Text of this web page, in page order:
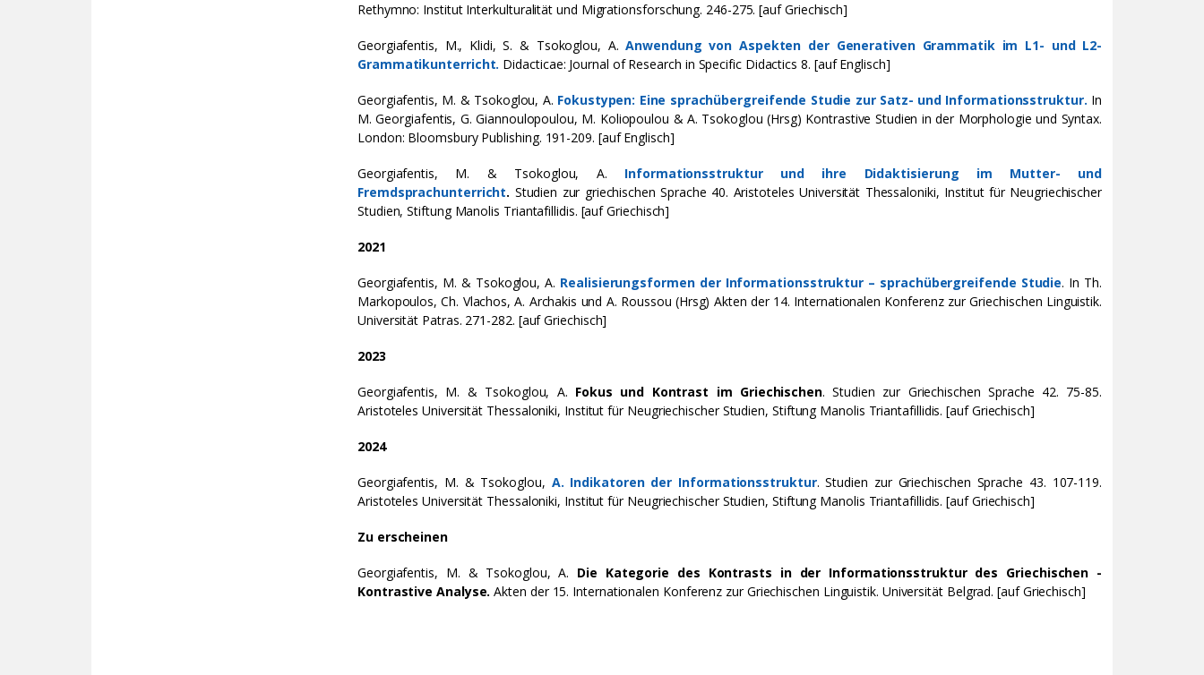
Rethymno: Institut Interkulturalität und Μigrationsforschung. 246-275. [auf Griechisch]
Georgiafentis, M., Klidi, S. & Tsokoglou, A.Anwendung von Aspekten der Generativen Grammatik im L1- und L2-
Grammatikunterricht. Didacticae: Journal of Research in Specific Didactics 8. [auf Englisch]
Georgiafentis, M. & Tsokoglou, A. Fokustypen: Eine sprachübergreifende Studie zur Satz- und Informationsstruktur. In
M. Georgiafentis, G. Giannoulopoulou, M. Koliopoulou & A. Tsokoglou (Hrsg) Kontrastive Studien in der Morphologie und Syntax.
London: Bloomsbury Publishing. 191-209. [auf Englisch]
Georgiafentis, Μ. & Tsokoglou, Α. Informationsstruktur und ihre Didaktisierung im Mutter- und
Fremdsprachunterricht. Studien zur griechischen Sprache 40. Aristoteles Universität Thessaloniki, Institut für Neugriechischer
Studien, Stiftung Manolis Triantafillidis. [auf Griechisch]
2021
Georgiafentis, Μ. & Tsokoglou, Α. Realisierungsformen der Informationsstruktur – sprachübergreifende Studie. In Th.
Markopoulos, Ch. Vlachos, A. Archakis und A. Roussou (Hrsg) Akten der 14. Internationalen Konferenz zur Griechischen Linguistik.
Universität Patras. 271-282. [auf Griechisch]
2023
Georgiafentis, M. & Tsokoglou, A. Fokus und Kontrast im Griechischen. Studien zur Griechischen Sprache 42. 75-85.
Aristoteles Universität Thessaloniki, Institut für Neugriechischer Studien, Stiftung Manolis Triantafillidis. [auf Griechisch]
2024
Georgiafentis, M. & Tsokoglou, A. Indikatoren der Informationsstruktur. Studien zur Griechischen Sprache 43. 107-119.
Aristoteles Universität Thessaloniki, Institut für Neugriechischer Studien, Stiftung Manolis Triantafillidis. [auf Griechisch]
Zu erscheinen
Georgiafentis, M. & Tsokoglou, A. Die Kategorie des Kontrasts in der Informationsstruktur des Griechischen -
Kontrastive Analyse. Akten der 15. Internationalen Konferenz zur Griechischen Linguistik. Universität Belgrad. [auf Griechisch]